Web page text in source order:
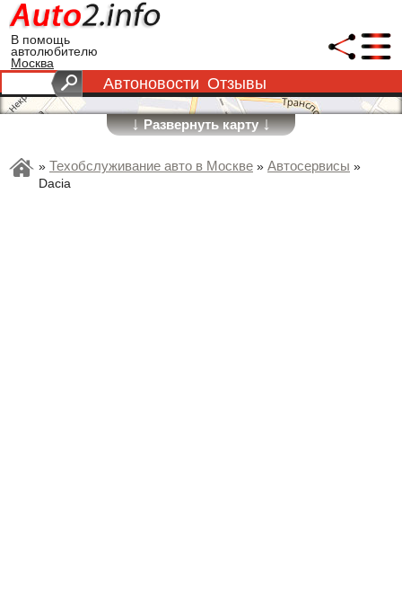
В помощь
автолюбителю
Москва
Автоновости Отзывы
↓Развернуть карту↓
» Техобслуживание авто в Москве » Автосервисы »
Dacia